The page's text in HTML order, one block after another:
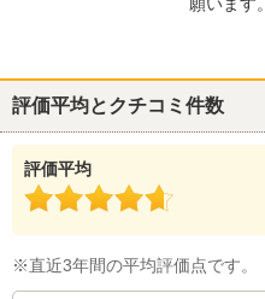
評価平均とクチコミ件数
評価平均
※直近3年間の平均評価点です。